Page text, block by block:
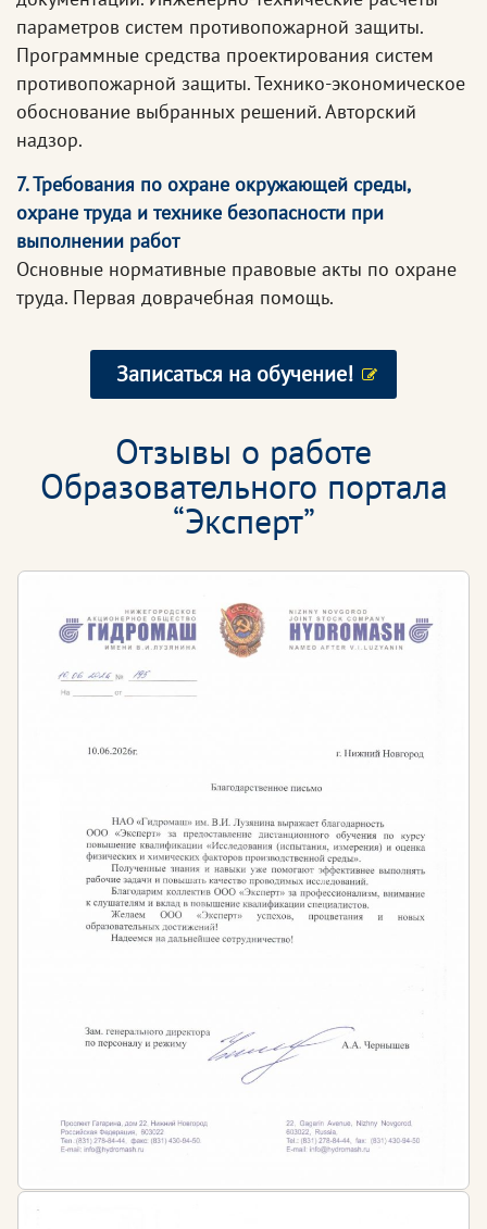
параметров систем противопожарной защиты.
Программные средства проектирования систем
противопожарной защиты. Технико-экономическое
обоснование выбранных решений. Авторский
надзор.
7. Требования по охране окружающей среды,
охране труда и технике безопасности при
выполнении работ
Основные нормативные правовые акты по охране
труда. Первая доврачебная помощь.
Записаться на обучение!
Отзывы о работе
Образовательного портала
“Эксперт”